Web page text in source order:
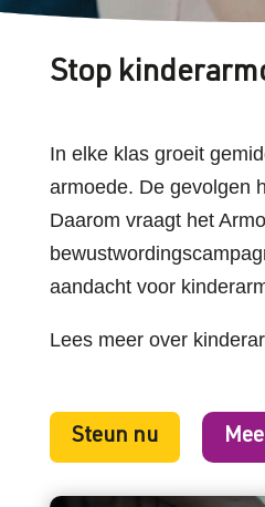
Stop
In elke klas groeit
armoede. De gevolgen
Daarom vraagt het
aandacht voor
Lees meer over
Steun nu